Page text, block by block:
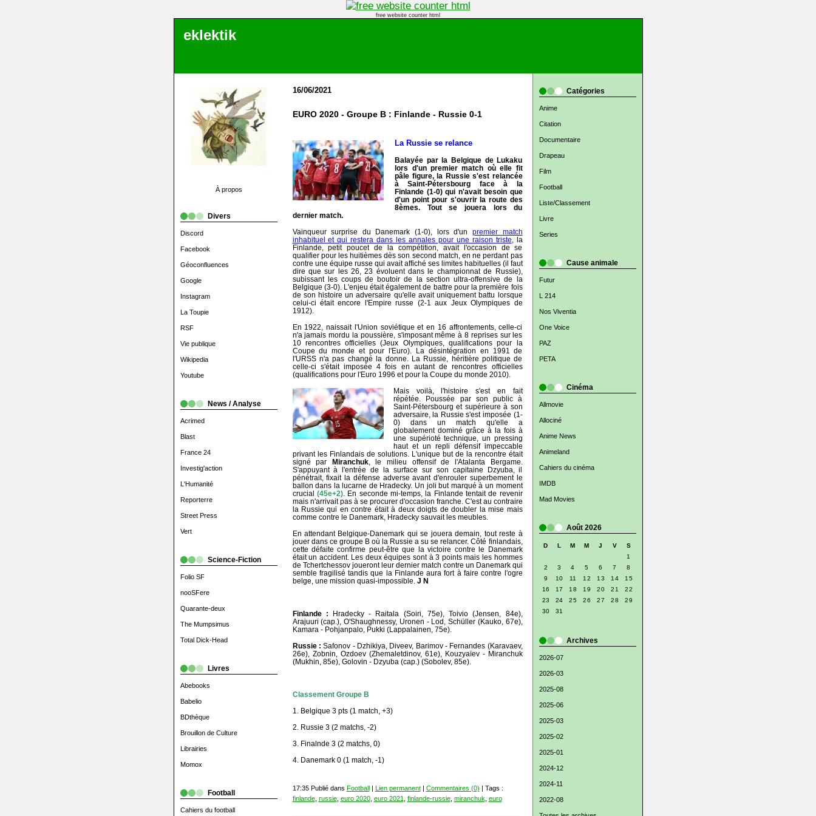
free website counter html
eklektik
À propos
Divers
Discord
Facebook
Géoconfluences
Google
Instagram
La Toupie
RSF
Vie publique
Wikipedia
Youtube
News / Analyse
Acrimed
Blast
France 24
Investig'action
L'Humanité
Reporterre
Street Press
Vert
Science-Fiction
Folio SF
nooSFere
Quarante-deux
The Mumpsimus
Total Dick-Head
Livres
Abebooks
Babelio
BDthèque
Brouillon de Culture
Librairies
Momox
Football
Cahiers du football
Catégories
Anime
Citation
Documentaire
Drapeau
Film
Football
Liste/Classement
Livre
Series
Cause animale
Futur
L 214
Nos Viventia
One Voice
PAZ
PETA
Cinéma
Allmovie
Allociné
Anime News
Animeland
Cahiers du cinéma
IMDB
Mad Movies
Août 2026
D L M M J V
S
1
2
3 4 5 6 7
8
9
10 11 12 13 14
15
16
17 18 19 20 21
22
23
24 25 26 27 28
29
30
31
Archives
2026-07
2026-03
2025-08
2025-06
2025-03
2025-02
2025-01
2024-12
2024-11
2022-08
16/06/2021
EURO 2020 - Groupe B : Finlande - Russie 0-1
La Russie se relance
Balayée par la Belgique de Lukaku
lors d'un premier match où elle fit
pâle figure, la Russie s'est relancée
à Saint-Pétersbourg face à la
Finlande (1-0) qui n'avait besoin que
d'un point pour s'ouvrir la route des
8èmes. Tout se jouera lors du
dernier match.
Vainqueur surprise du Danemark (1-0), lors d'un premier match
inhabituel et qui restera dans les annales pour une raison triste , la
Finlande, petit poucet de la compétition, avait l'occasion de se
qualifier pour les huitièmes dès son second match, en ne perdant pas
contre une équipe russe qui avait affiché ses limites habituelles (il faut
dire que sur les 26, 23 évoluent dans le championnat de Russie),
subissant les coups de boutoir de la section ultra-offensive de la
Belgique (3-0). L'enjeu était également de battre pour la première fois
de son histoire un adversaire qu'elle avait uniquement battu lorsque
celui-ci était encore l'Empire russe (2-1 aux Jeux Olympiques de
1912).
En 1922, naissait l'Union soviétique et en 16 affrontements, celle-ci
n'a jamais mordu la poussière, s'imposant même à 8 reprises sur les
10 rencontres officielles (Jeux Olympiques, qualifications pour la
Coupe du monde et pour l'Euro). La désintégration en 1991 de
l'URSS n'a pas changé la donne. La Russie, héritière politique de
celle-ci s'était imposée 4 fois en autant de rencontres officielles
(qualifications pour l'Euro 1996 et pour la Coupe du monde 2010).
Mais voilà, l'histoire s'est en fait
répétée. Poussée par son public à
Saint-Pétersbourg et supérieure à son
adversaire, la Russie s'est imposée (1-
0) dans un match qu'elle a
globalement dominé grâce à la fois à
une supérioté technique, un pressing
haut et un repli défensif impeccable
privant les Finlandais de solutions. L'unique but de la rencontre était
signé par Miranchuk, le milieu offensif de l'Atalanta Bergame.
S'appuyant à l'entrée de la surface sur son capitaine Dzyuba, il
pénétrait, fixait la défense adverse avant d'enrouler superbement le
ballon dans la lucarne de Hradecky. Un joli but marqué à un moment
crucial (45e+2). En seconde mi-temps, la Finlande tentait de revenir
mais n'arrivait pas à se procurer d'occasion franche. C'est au contraire
la Russie qui en contre était à deux doigts de doubler la mise mais
comme contre le Danemark, Hradecky sauvait les meubles.
En attendant Belgique-Danemark qui se jouera demain, tout reste à
jouer dans ce groupe B où la Russie a su se relancer. Côté finlandais,
cette défaite confirme peut-être que la victoire contre le Danemark
était un accident. Les deux équipes sont à 3 points mais les hommes
de Tchertchessov joueront leur dernier match contre un Danemark qui
semble fragilisé tandis que la Finlande aura fort à faire contre l'ogre
belge, une mission quasi-impossible. J N
Finlande : Hradecky - Raitala (Soiri, 75e), Toivio (Jensen, 84e),
Arajuuri (cap.), O'Shaughnessy, Uronen - Lod, Schüller (Kauko, 67e),
Kamara - Pohjanpalo, Pukki (Lappalainen, 75e).
Russie : Safonov - Dzhikiya, Diveev, Barimov - Fernandes (Karavaev,
26e), Zobnin, Ozdoev (Zhemaletdinov, 61e), Kouzyaïev - Miranchuk
(Mukhin, 85e), Golovin - Dzyuba (cap.) (Sobolev, 85e).
Classement Groupe B
1. Belgique 3 pts (1 match, +3)
2. Russie 3 (2 matchs, -2)
3. Finalnde 3 (2 matchs, 0)
4. Danemark 0 (1 match, -1)
17:35 Publié dans Football| Lien permanent| Commentaires (0) | Tags :
finlande, russie, euro 2020, euro 2021 finlande-russie, miranchuk euro